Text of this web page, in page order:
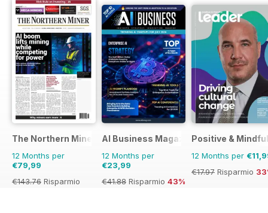
The Northern Miner
12 Months per
€79,99
€143.76 Risparmio
AI Business Magazine
12 Months per
€23,99
€41.88 Risparmio 43%
Positive &
12 Months per
€17.97 Risparmio